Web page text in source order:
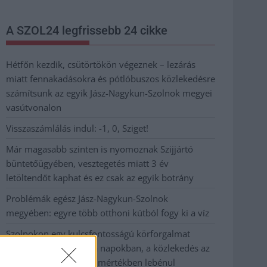
A SZOL24 legfrissebb 24 cikke
Hétfőn kezdik, csütörtökön végeznek – lezárás
miatt fennakadásokra és pótlóbuszos közlekedésre
számítsunk az egyik Jász-Nagykun-Szolnok megyei
vasútvonalon
Visszaszámlálás indul: -1, 0, Sziget!
Már magasabb szinten is nyomoznak Szijjártó
büntetőügyében, vesztegetés miatt 3 év
letöltendőt kaphat és ez csak az egyik botrány
Problémák egész Jász-Nagykun-Szolnok
megyében: egyre több otthoni kútból fogy ki a víz
Szolnokon egy kulcsfontosságú körforgalmat
részlegesen lezárnak a napokban, a közlekedés az
átlagost is meghaladó mértékben lebénul